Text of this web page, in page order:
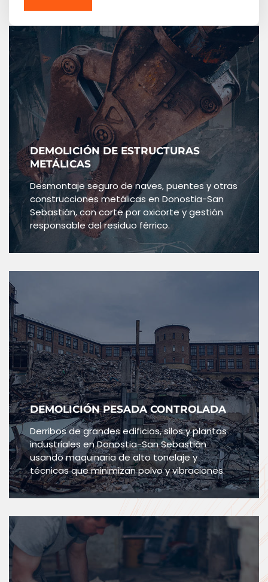
DEMOLICIÓN DE ESTRUCTURAS
METÁLICAS
Desmontaje seguro de naves, puentes y otras
construcciones metálicas en Donostia-San
Sebastián, con corte por oxicorte y gestión
responsable del residuo férrico.
DEMOLICIÓN PESADA CONTROLADA
Derribos de grandes edificios, silos y plantas
industriales en Donostia-San Sebastián
usando maquinaria de alto tonelaje y
técnicas que minimizan polvo y vibraciones.